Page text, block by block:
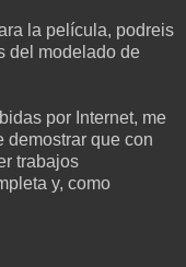
la película, podreis
del modelado de
por Internet, me
demostrar que con
trabajos
y, como